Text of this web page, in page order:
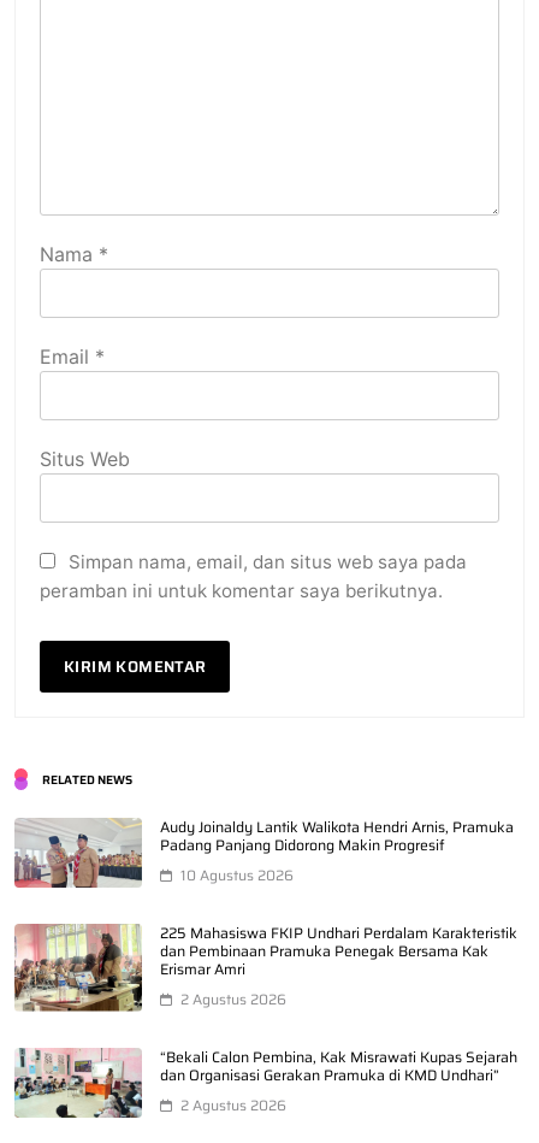
Nama *
Email *
Situs Web
Simpan nama, email, dan situs web saya pada
peramban ini untuk komentar saya berikutnya.
RELATED NEWS
Audy Joinaldy Lantik Walikota Hendri Arnis, Pramuka
Padang Panjang Didorong Makin Progresif
10 Agustus 2026
225 Mahasiswa FKIP Undhari Perdalam Karakteristik
dan Pembinaan Pramuka Penegak Bersama Kak
Erismar Amri
2 Agustus 2026
“Bekali Calon Pembina, Kak Misrawati Kupas Sejarah
dan Organisasi Gerakan Pramuka di KMD Undhari”
2 Agustus 2026